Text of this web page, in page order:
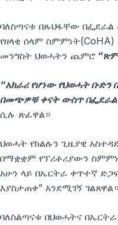
ባለስጣናቱ በጹህፋቸው
የዘላቂ ሰላም
መንግስት ህወሓትን ጨምሮ
“አክራሪ የሆነው የህወሓት ቡድን
በመጭዎቹ ቀናት ውስጥ በፌደራል
ሲሉ ጽፈዋል።
ህወሓት የክልሉን ጊዜያዊ
በማቋቋም የፕሪቶሪያውን
አሁን ላይ በኤርትራ ቀጥተኛ
እያስታጠቀ” እንደሚገኝ ገልጸዋል።
ባለስልጣናቱ በህወሓትና